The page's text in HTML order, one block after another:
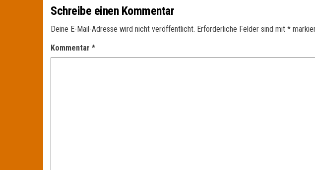
Schreibe einen Kommentar
Deine E-Mail-Adresse wird nicht veröffentlicht. Erforderliche Felder sind mit *
Kommentar *